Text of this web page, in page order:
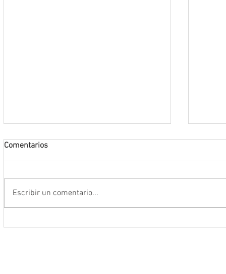
Comentarios
Escribir un comentario...